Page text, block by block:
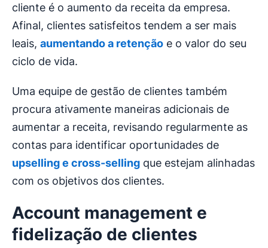
cliente é o aumento da receita da empresa.
Afinal, clientes satisfeitos tendem a ser mais
leais, aumentando a retenção e o valor do seu
ciclo de vida.
Uma equipe de gestão de clientes também
procura ativamente maneiras adicionais de
aumentar a receita, revisando regularmente as
contas para identificar oportunidades de
upselling e cross-selling que estejam alinhadas
com os objetivos dos clientes.
Account management e
fidelização de clientes